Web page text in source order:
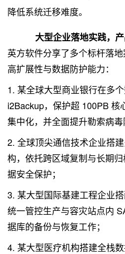
降低系统迁移难度。
大型企业落地实践，
英方软件分享了多个标杆落
高扩展性与数据防护能力：
1. 某全球大型商业银行在多
i2Backup，保护超 100PB 核
集中化，并全面提升勒索病毒
2. 全球顶尖通信技术企业搭
构，依托跨区域复制与长期
据安全保护；
3. 某大型国际基建工程企业搭
统一管控生产与容灾站点内
据库的备份与恢复工作；
4. 某大型医疗机构搭建全栈